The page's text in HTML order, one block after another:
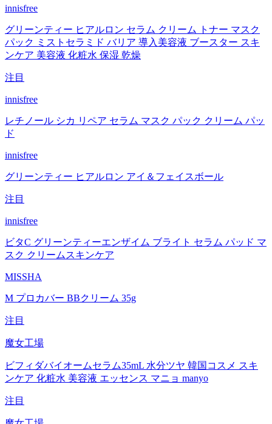
innisfree
グリーンティー ヒアルロン セラム クリーム トナー マスク
パック ミストセラミド バリア 導入美容液 ブースター スキ
ンケア 美容液 化粧水 保湿 乾燥
注目
innisfree
レチノール シカ リペア セラム マスク パック クリーム パッ
ド
innisfree
グリーンティー ヒアルロン アイ＆フェイスボール
注目
innisfree
ビタC グリーンティーエンザイム ブライト セラム パッド マ
スク クリームスキンケア
MISSHA
M プロカバー BBクリーム 35g
注目
魔女工場
ビフィダバイオームセラム35mL 水分ツヤ 韓国コスメ スキ
ンケア 化粧水 美容液 エッセンス マニョ manyo
注目